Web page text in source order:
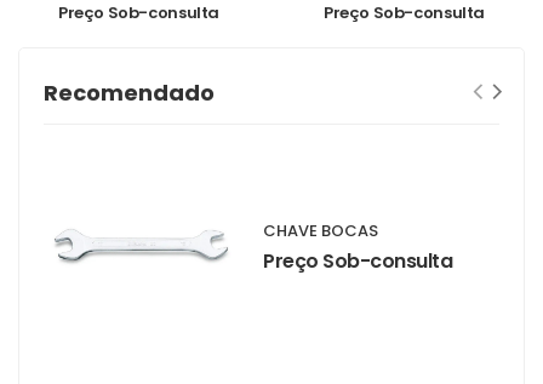
Preço Sob-consulta Preço Sob-consulta
Recomendado
CHAVE BOCAS
Preço Sob-consulta